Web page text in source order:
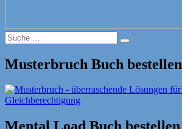
Suche
nach:
Suche
Musterbruch Buch bestellen